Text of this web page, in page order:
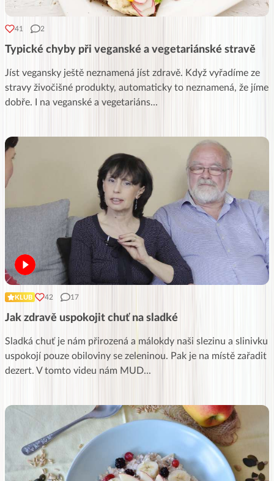
41 2
Typické chyby při veganské a vegetariánské stravě
Jíst vegansky ještě neznamená jíst zdravě. Když vyřadíme ze
stravy živočišné produkty, automaticky to neznamená, že jíme
dobře. I na veganské a vegetariáns...
KLUB 42 17
Jak zdravě uspokojit chuť na sladké
Sladká chuť je nám přirozená a málokdy naši slezinu a slinivku
uspokojí pouze obiloviny se zeleninou. Pak je na místě zařadit
dezert. V tomto videu nám MUD...